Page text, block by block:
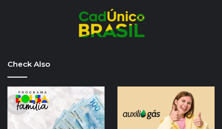
Check Also